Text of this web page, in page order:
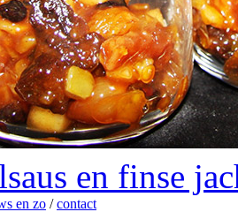
en finse
en zo /contact